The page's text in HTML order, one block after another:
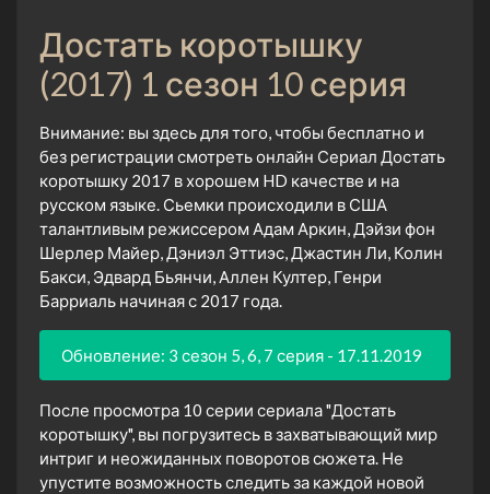
Достать коротышку
(2017) 1 сезон 10 серия
Внимание: вы здесь для того, чтобы бесплатно и
без регистрации смотреть онлайн Сериал Достать
коротышку 2017 в хорошем HD качестве и на
русском языке. Сьемки происходили в США
талантливым режиссером Адам Аркин, Дэйзи фон
Шерлер Майер, Дэниэл Эттиэс, Джастин Ли, Колин
Бакси, Эдвард Бьянчи, Аллен Култер, Генри
Барриаль начиная с 2017 года.
Обновление: 3 сезон 5, 6, 7 серия - 17.11.2019
После просмотра 10 серии сериала "Достать
коротышку", вы погрузитесь в захватывающий мир
интриг и неожиданных поворотов сюжета. Не
упустите возможность следить за каждой новой